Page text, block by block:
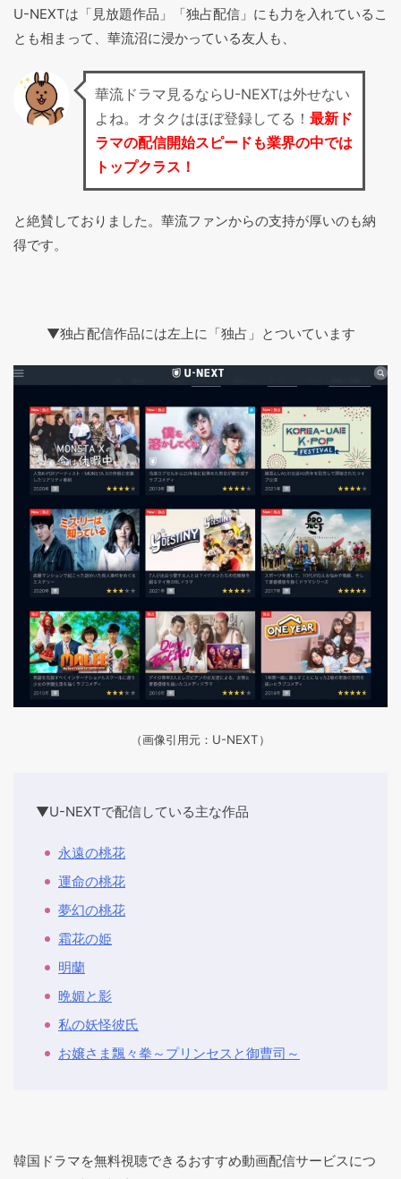
U-NEXTは「見放題作品」「独占配信」にも力を入れているこ
とも相まって、華流沼に浸かっている友人も、
華流ドラマ見るならU-NEXTは外せない
よね。オタクはほぼ登録してる！ 最新ド
ラマの配信開始スピードも業界の中では
トップクラス！
と絶賛しておりました。華流ファンからの支持が厚いのも納
得です。
▼独占配信作品には左上に「独占」とついています
（画像引用元：U-NEXT）
▼U-NEXTで配信している主な作品
永遠の桃花
運命の桃花
夢幻の桃花
霜花の姫
明蘭
晩媚と影
私の妖怪彼氏
お嬢さま飄々拳～プリンセスと御曹司～
韓国ドラマを無料視聴できるおすすめ動画配信サービスにつ